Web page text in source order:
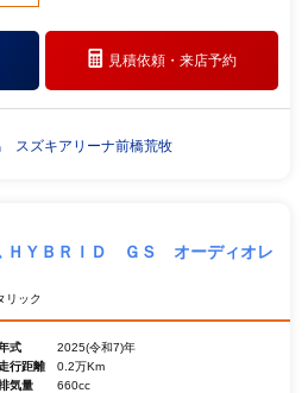
見積依頼・来店予約
スズキアリーナ前橋荒牧
ＨＹＢＲＩＤ ＧＳ オーディオレ
リック
式
2025(令和7)年
行距離
0.2万Km
気量
660cc